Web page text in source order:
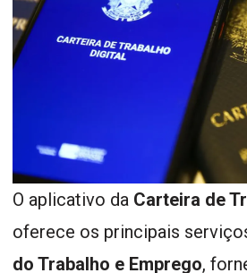
O aplicativo da Carteira de
oferece os principais
do Trabalho e Emprego,